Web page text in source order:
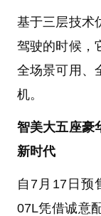
基于三层技术
驾驶的时候，
全场景可用、
机。
智美大五座豪
新时代
自7月17日预
07L凭借诚意